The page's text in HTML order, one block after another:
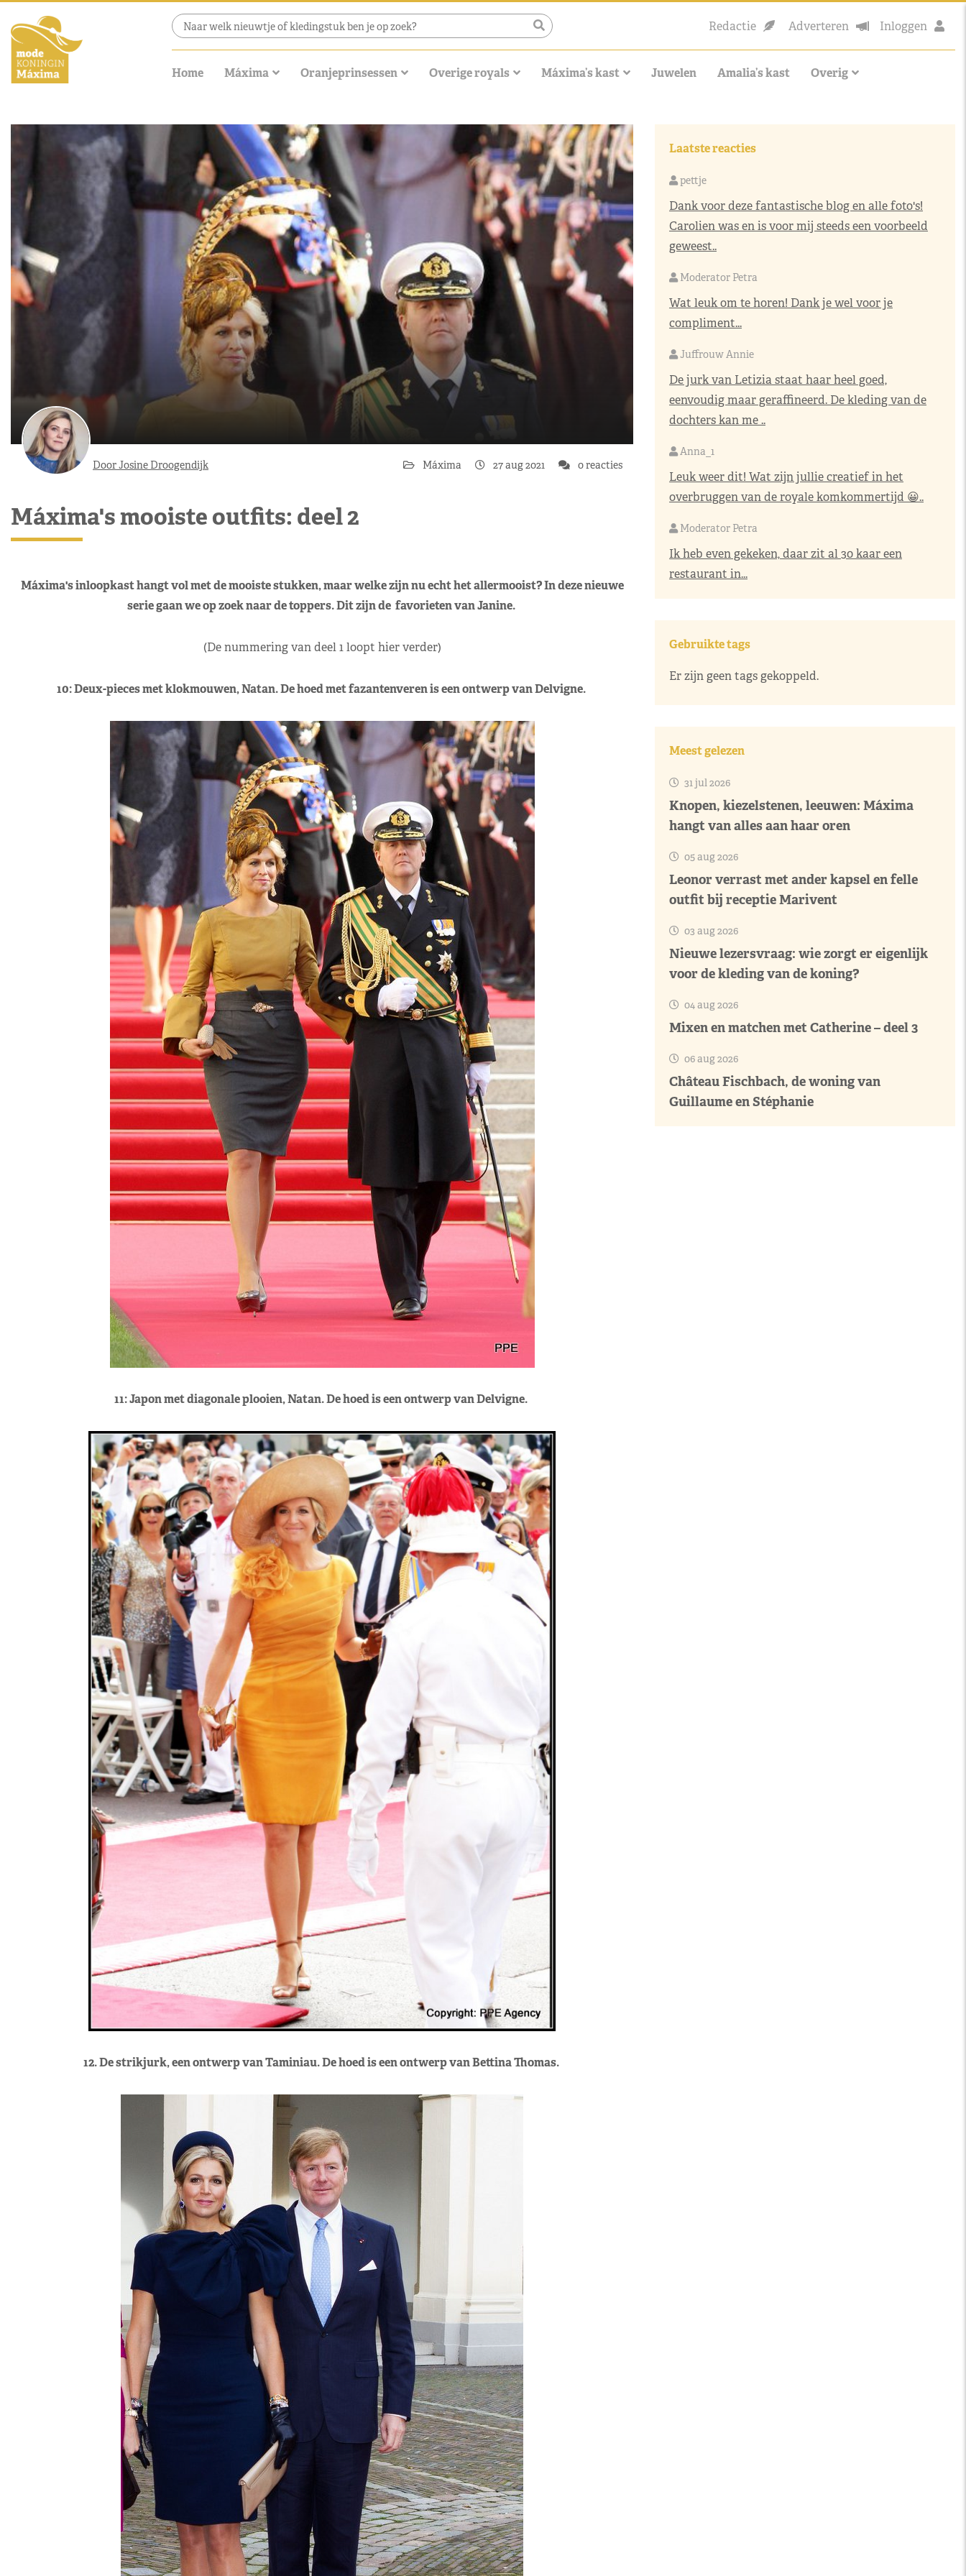
Redactie Adverteren Inloggen
Home Máxima Oranjeprinsessen Overige royals Máxima’s kast Juwelen Amalia’s kast Overig
Door Josine Droogendijk Máxima 27 aug 2021 0 reacties
Máxima's mooiste outfits: deel 2
Máxima's inloopkast hangt vol met de mooiste stukken, maar welke zijn nu echt het allermooist? In deze nieuwe
serie gaan we op zoek naar de toppers. Dit zijn de favorieten van Janine.
(De nummering van deel 1 loopt hier verder)
10: Deux-pieces met klokmouwen, Natan. De hoed met fazantenveren is een ontwerp van Delvigne.
11: Japon met diagonale plooien, Natan. De hoed is een ontwerp van Delvigne.
12. De strikjurk, een ontwerp van Taminiau. De hoed is een ontwerp van Bettina Thomas.
Laatste reacties
pettje
Dank voor deze fantastische blog en alle foto's!
Carolien was en is voor mij steeds een voorbeeld
geweest..
Moderator Petra
Wat leuk om te horen! Dank je wel voor je
compliment...
Juffrouw Annie
De jurk van Letizia staat haar heel goed,
eenvoudig maar geraffineerd. De kleding van de
dochters kan me ..
Anna_1
Leuk weer dit! Wat zijn jullie creatief in het
overbruggen van de royale komkommertijd 😀..
Moderator Petra
Ik heb even gekeken, daar zit al 30 kaar een
restaurant in...
Gebruikte tags
Er zijn geen tags gekoppeld.
Meest gelezen
31 jul 2026
Knopen, kiezelstenen, leeuwen: Máxima
hangt van alles aan haar oren
05 aug 2026
Leonor verrast met ander kapsel en felle
outfit bij receptie Marivent
03 aug 2026
Nieuwe lezersvraag: wie zorgt er eigenlijk
voor de kleding van de koning?
04 aug 2026
Mixen en matchen met Catherine – deel 3
06 aug 2026
Château Fischbach, de woning van
Guillaume en Stéphanie